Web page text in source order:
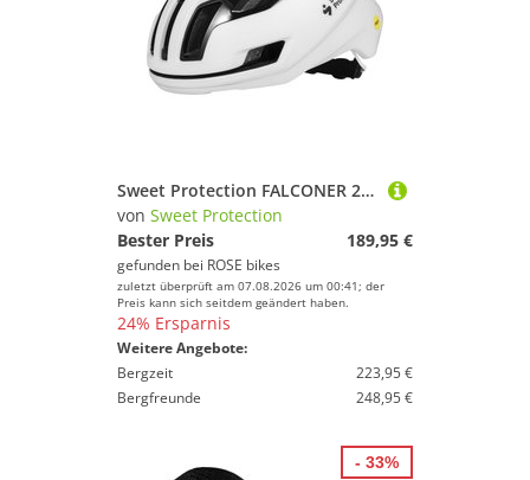
Sweet Protection FALCONER 2VI MIPS Fahrradhelm
von Sweet Protection
Bester Preis
189,95 €
gefunden bei ROSE bikes
zuletzt überprüft am 07.08.2026 um 00:41; der
Preis kann sich seitdem geändert haben.
24% Ersparnis
Weitere Angebote:
Bergzeit
223,95 €
Bergfreunde
248,95 €
- 33%